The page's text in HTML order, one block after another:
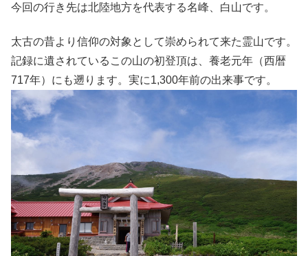
今回の行き先は北陸地方を代表する名峰、白山です。
太古の昔より信仰の対象として崇められて来た霊山です。
記録に遺されているこの山の初登頂は、養老元年（西暦
717年）にも遡ります。実に1,300年前の出来事です。